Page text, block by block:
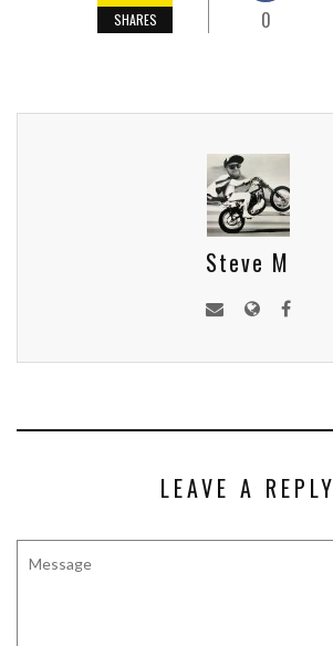
SHARES 0
Steve M
LEAVE A REPLY